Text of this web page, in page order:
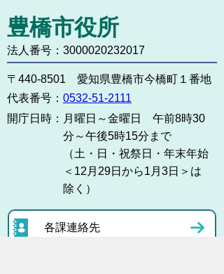
豊橋市役所
法人番号：3000020232017
〒440-8501 愛知県豊橋市今橋町１番地
代表番号： 0532-51-2111
開庁日時： 月曜日～金曜日 午前8時30
分～午後5時15分まで
（土・日・祝祭日・年末年始
＜12月29日から1月3日＞は
除く）
各課連絡先